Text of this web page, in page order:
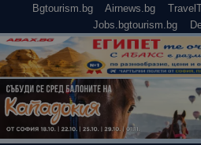
Bgtourism.bg Airnews.bg
Jobs.bgtourism.bg